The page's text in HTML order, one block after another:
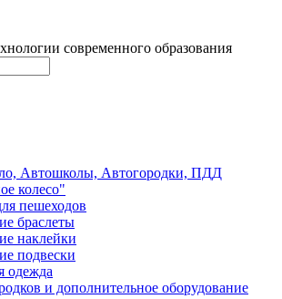
современного образования
Автошколы, Автогородки, ПДД
колесо"
пешеходов
браслеты
наклейки
подвески
одежда
и дополнительное оборудование